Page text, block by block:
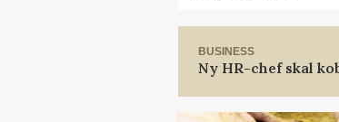
BUSINESS
Ny HR-chef skal